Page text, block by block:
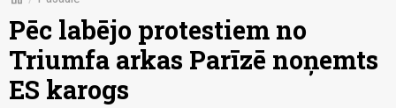
Pēc labējo protestiem no
Triumfa arkas Parīzē noņemts
ES karogs